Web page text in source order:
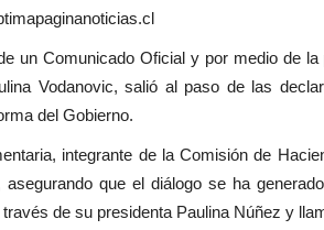
un Comunicado Oficial y por medio de
Vodanovic, salió al paso de las
del Gobierno.
integrante de la Comisión de
asegurando que el diálogo se ha
través de su presidenta Paulina Núñez y
Deporte